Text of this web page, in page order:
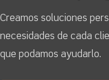
Creamos soluciones
necesidades de cada
que podamos ayudarlo.